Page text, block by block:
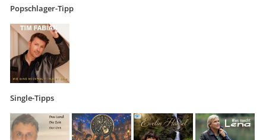
Popschlager-Tipp
Single-Tipps